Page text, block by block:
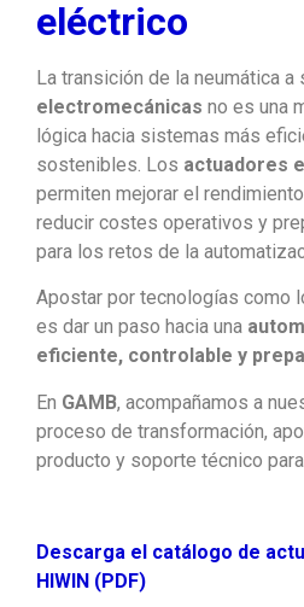
eléctrico
La transición de la neumática a
electromecánicas no es una
lógica hacia sistemas más
sostenibles. Los actuadores
permiten mejorar el
reducir costes operativos y
para los retos de la
Apostar por tecnologías como
es dar un paso hacia una
eficiente, controlable y
En GAMB, acompañamos a
proceso de transformación,
producto y soporte técnico
Descarga el catálogo de
HIWIN (PDF)